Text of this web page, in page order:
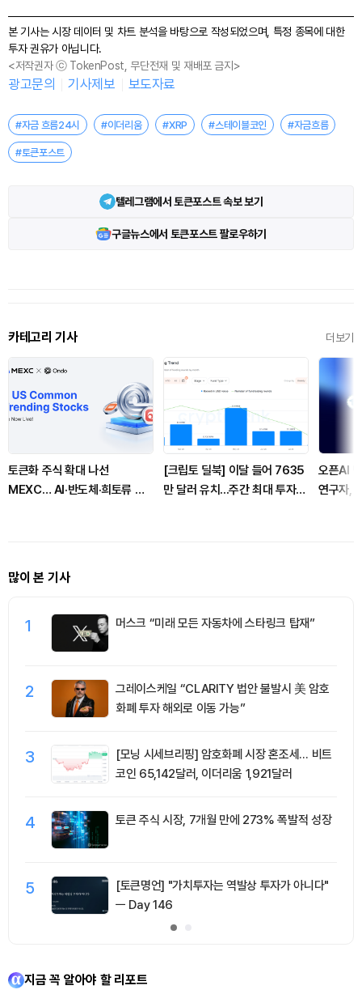
본 기사는 시장 데이터 및 차트 분석을 바탕으로 작성되었으며, 특정 종목에 대한
투자 권유가 아닙니다.
<저작권자 ⓒ TokenPost, 무단전재 및 재배포 금지>
광고문의 기사제보 보도자료
#자금 흐름24시 #이더리움 #XRP #스테이블코인 #자금흐름
#토큰포스트
텔레그램에서 토큰포스트 속보 보기
구글뉴스에서 토큰포스트 팔로우하기
카테고리 기사 더보기
토큰화 주식 확대 나선
MEXC… AI·반도체·희토류 등
[크립토 딜북] 이달 들어 7635
만 달러 유치...주간 최대 투자
오픈AI
연구자,
많이 본 기사
1 머스크 “미래 모든 자동차에 스타링크 탑재”
2
그레이스케일 “CLARITY 법안 불발시 美 암호
화폐 투자 해외로 이동 가능”
3
[모닝 시세브리핑] 암호화폐 시장 혼조세… 비트
코인 65,142달러, 이더리움 1,921달러
4 토큰 주식 시장, 7개월 만에 273% 폭발적 성장
5
[토큰명언] "가치투자는 역발상 투자가 아니다"
ㅡ Day 146
지금 꼭 알아야 할 리포트